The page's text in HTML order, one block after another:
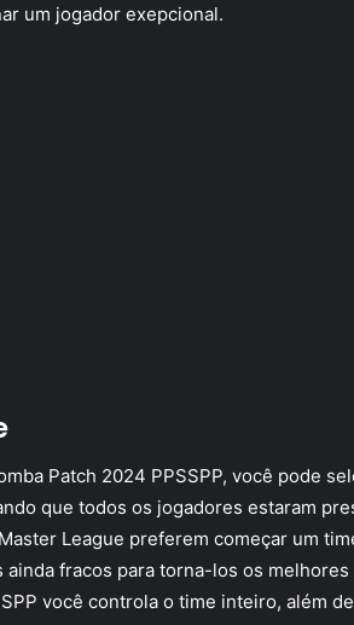
um jogador exepcional.
Patch 2024 PPSSPP, você pode
que todos os jogadores estaram
League preferem começar um
fracos para torna-los os
você controla o time inteiro, além